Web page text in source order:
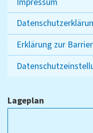
Erklärung zur
Lageplan